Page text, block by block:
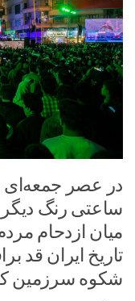
در عصر جمعه‌ای
ساعتی رنگ
میان ازدحام
تاریخ ایران قد
شکوه سرزمین